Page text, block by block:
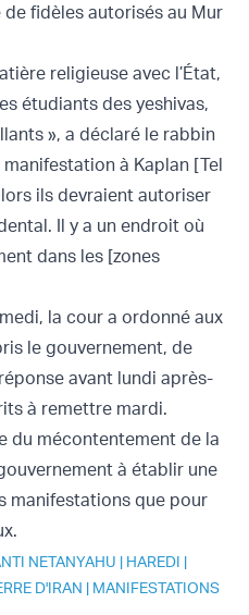
fidèles autorisés au Mur
religieuse avec l’État,
étudiants des yeshivas,
», a déclaré le rabbin
manifestation à Kaplan [Tel
ils devraient autoriser
Il y a un endroit où
dans les [zones
la cour a ordonné aux
le gouvernement, de
avant lundi après-
à remettre mardi.
du mécontentement de la
à établir une
manifestations que pour
NETANYAHU | HAREDI |
D'IRAN | MANIFESTATIONS